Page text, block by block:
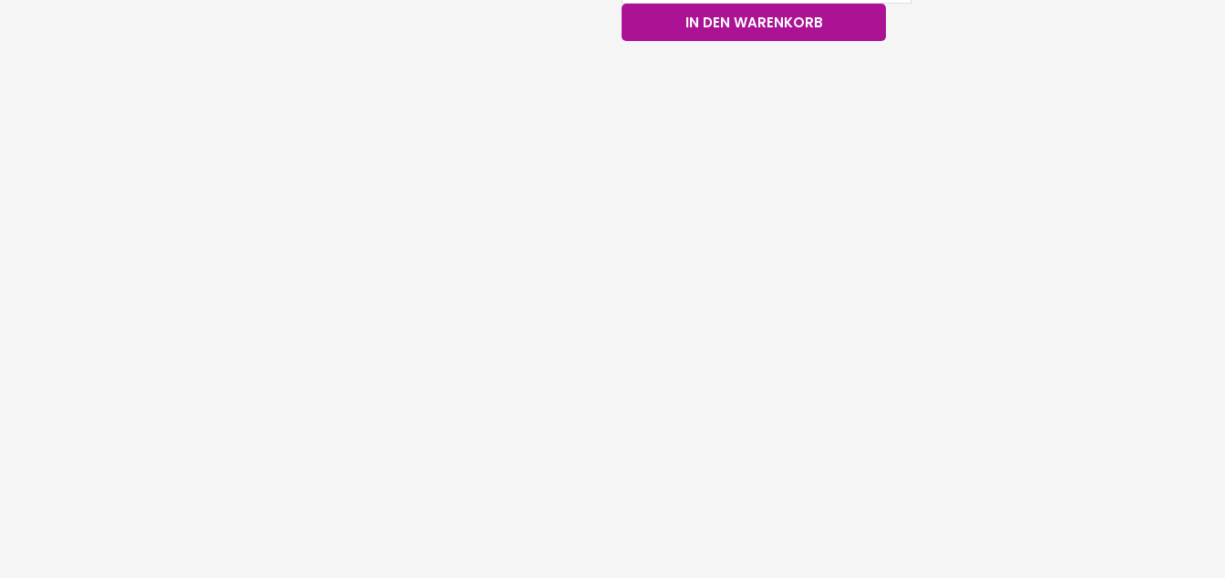
IN DEN WARENKORB